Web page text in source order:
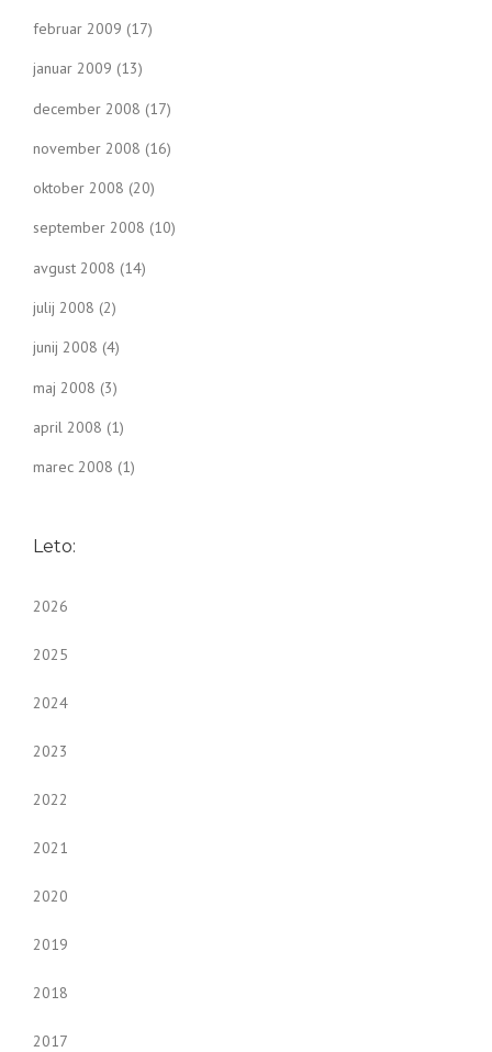
februar 2009 (17)
januar 2009 (13)
december 2008 (17)
november 2008 (16)
oktober 2008 (20)
september 2008 (10)
avgust 2008 (14)
julij 2008 (2)
junij 2008 (4)
maj 2008 (3)
april 2008 (1)
marec 2008 (1)
Leto:
2026
2025
2024
2023
2022
2021
2020
2019
2018
2017